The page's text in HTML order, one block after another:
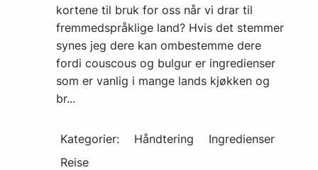
kortene til bruk for oss når vi drar til
fremmedspråklige land? Hvis det stemmer
synes jeg dere kan ombestemme dere
fordi couscous og bulgur er ingredienser
som er vanlig i mange lands kjøkken og
br...
Kategorier: Håndtering
Ingredienser
Reise